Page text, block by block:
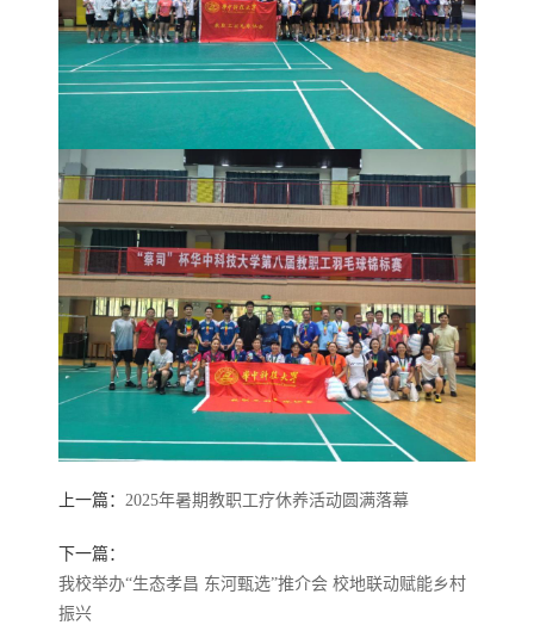
上一篇： 2025年暑期教职工疗休养活动圆满落幕
下一篇：
我校举办“生态孝昌 东河甄选”推介会 校地联动赋能乡村
振兴